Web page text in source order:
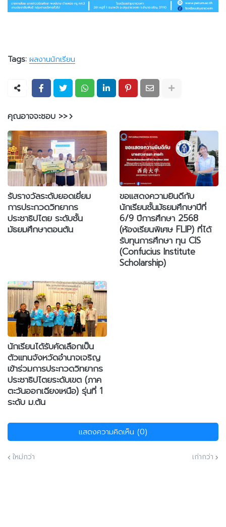
Tags: ผลงานนักเรียน
คุณอาจจะชอบ >>
รับรางวัลระดับยอดเยี่ยม
การประกวดวิทยากร
ประชาธิปไตย ระดับชั้น
มัธยมศึกษาตอนต้น
ขอแสดงความยินดีกับ
นักเรียนชั้นมัธยมศึกษาปีที่
6/9 ปีการศึกษา 2568
(ห้องเรียนพิเศษ FLIP) ที่ได้
รับทุนการศึกษา ทุน CIS
(Confucius Institute
Scholarship)
นักเรียนได้รับคัดเลือกเป็น
ตัวแทนจังหวัดอำนาจเจริญ
เข้าร่วมการประกวดวิทยากร
ประชาธิปไตยระดับเขต (ภาค
ตะวันออกเฉียงเหนือ) รุ่นที่ 1
ระดับ ม.ต้น
แสดงความคิดเห็น (0)
ใหม่กว่า เก่ากว่า